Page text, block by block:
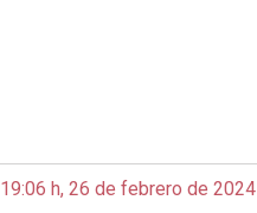
19:06 h, 26 de febrero de 2024